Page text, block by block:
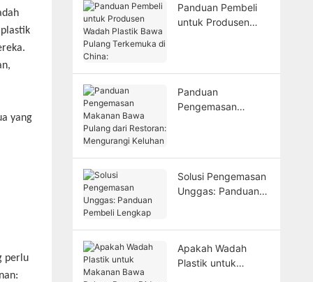
yang
perlu
Panduan Pembeli
untuk Produsen
Panduan
Pengemasan
Keluhan
Solusi Pengemasan
Unggas: Panduan
Apakah Wadah
Plastik untuk